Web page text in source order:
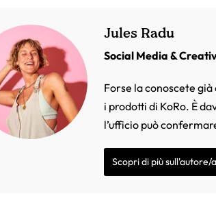
Jules Radu
Social Media &
Forse la conoscete
i prodotti di KoRo. È
l’ufficio può
Scopri di più sull'autore/